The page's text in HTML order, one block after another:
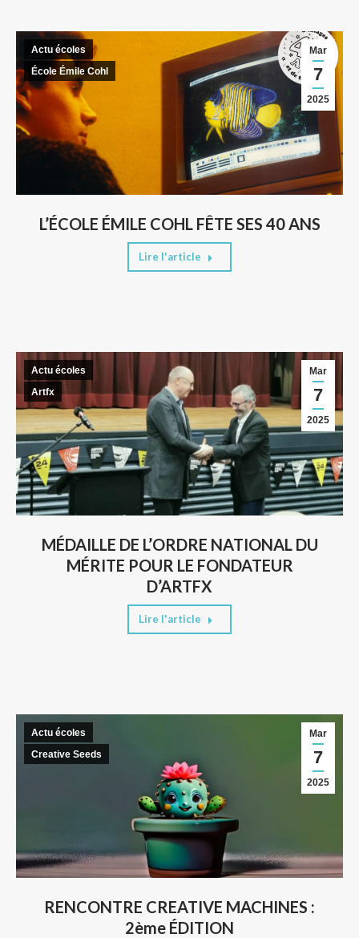
L’ÉCOLE ÉMILE COHL FÊTE SES 40 ANS
Mar
7
2025
Actu écoles
École Émile Cohl
Lire l'article
MÉDAILLE DE L’ORDRE NATIONAL DU
MÉRITE POUR LE FONDATEUR
D’ARTFX
Mar
7
2025
Actu écoles
Artfx
Lire l'article
RENCONTRE CREATIVE MACHINES :
2ème ÉDITION
Mar
7
2025
Actu écoles
Creative Seeds